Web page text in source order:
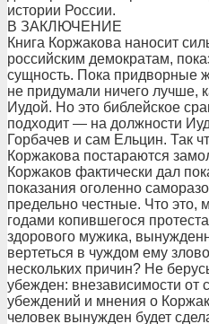
истории России.
В ЗАКЛЮЧЕНИЕ
Книга Коржакова наносит
российским демократам,
сущность. Пока придворные
не придумали ничего лучше,
Иудой. Но это библейское
подходит — на должности
Горбачев и сам Ельцин. Так
Коржакова постараются
Коржаков фактически дал
показания оголенно
предельно честные. Что это,
годами копившегося
здорового мужика,
вертеться в чуждом ему
нескольких причин? Не
убежден: внезависимости от
убеждений и мнения о
человек вынужден будет